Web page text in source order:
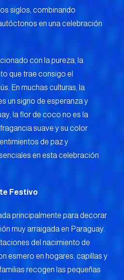
siglos, combinando
en una celebración
con la pureza, la
que trae consigo el
En muchas culturas, la
un signo de esperanza y
la flor de coco no es la
suave y su color
de paz y
en esta celebración
Festivo
principalmente para decorar
muy arraigada en Paraguay.
del nacimiento de
esmero en hogares, capillas y
recogen las pequeñas